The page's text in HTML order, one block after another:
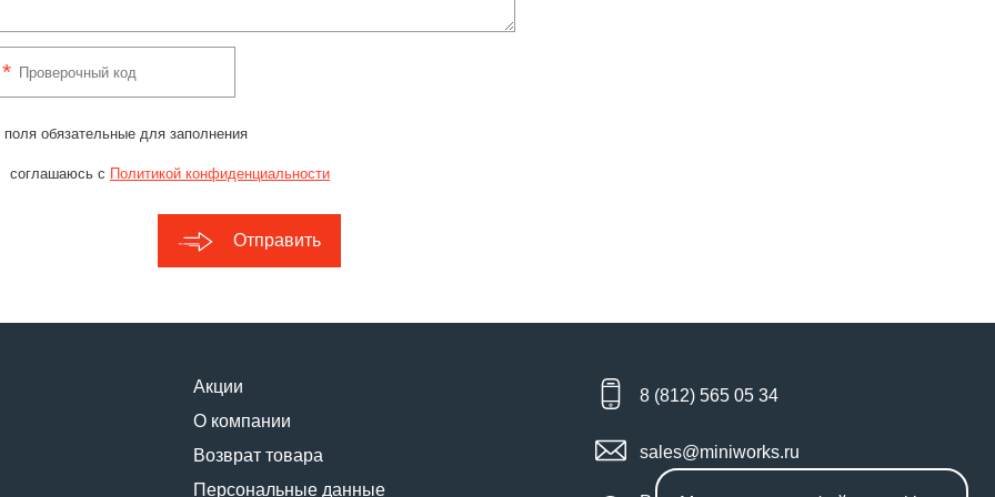
обязательные для заполнения
соглашаюсь с Политикой конфиденциальности
Отправить
Акции
О компании
Возврат товара
Персональные данные
8 (812) 565 05 34
sales@miniworks.ru